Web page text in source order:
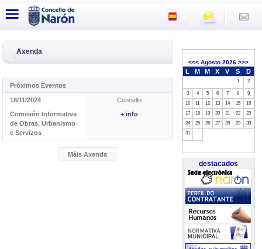
Axenda
Próximos Eventos
18/11/2024
Concello
Comisión Informativa
de Obras, Urbanismo
e Servizos
+ info
Máis Axenda
<<<Agosto 2026 >>>
L M M X V S D
1 2
3 4 5 6 7 8
9
10
11 12 13 14 15
16
17
18 19 20 21 22
23
24
25 26 27 28 29
30
31
destacados